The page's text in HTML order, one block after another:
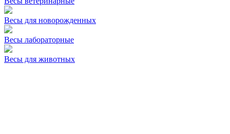
Весы для новорожденных
Весы лабораторные
Весы для животных